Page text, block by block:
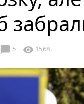
chat_bubble 5 visibility 1568